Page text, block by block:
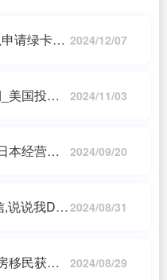
请绿卡_
2024/12/07
美国投资
2024/11/03
本经营管
2024/09/20
,说说我DIY 2024/08/31
移民获得
2024/08/29